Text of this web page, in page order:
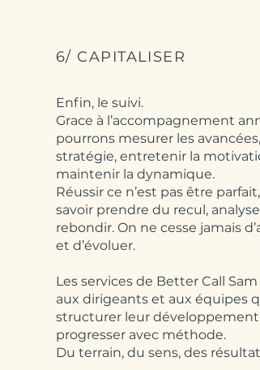
6/ CAPITALISER
Enfin, le suivi.
Grace à l’accompagnement
pourrons mesurer les
stratégie, entretenir la
maintenir la dynamique.
Réussir ce n’est pas être parfait,
savoir prendre du recul,
rebondir. On ne cesse jamais
et d’évoluer.
Les services de Better Call Sam
aux dirigeants et aux équipes
structurer leur
progresser avec méthode.
Du terrain, du sens, des